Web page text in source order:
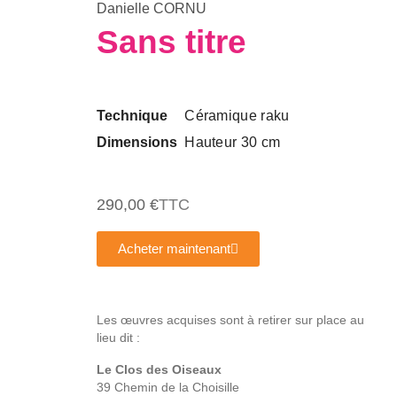
Danielle CORNU
Sans titre
Technique
Céramique raku
Dimensions Hauteur 30 cm
290,00 €TTC
Acheter maintenant
Les œuvres acquises sont à retirer sur place au
lieu dit :
Le Clos des Oiseaux
39 Chemin de la Choisille